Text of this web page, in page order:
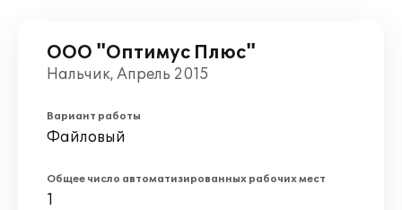
ООО "Оптимус Плюс"
Нальчик, Апрель 2015
Вариант работы
Файловый
Общее число автоматизированных рабочих мест
1